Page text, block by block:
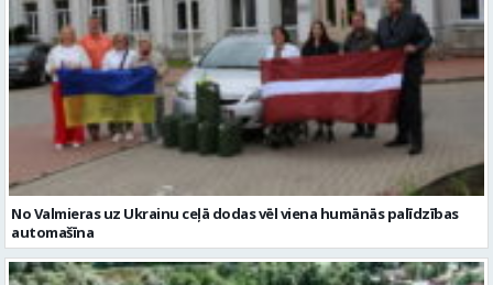
No Valmieras uz Ukrainu ceļā dodas vēl viena humānās palīdzības
automašīna